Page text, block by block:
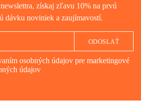
získaj zľavu 10% na prvú
dávku noviniek a zaujímavostí.
osobných údajov pre marketingové
údajov
ODOSLAŤ